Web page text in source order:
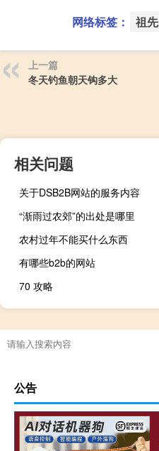
网络标签： 祖先
上一篇
冬天钓鱼朝天钩多大
相关问题
关于DSB2B网站的服务内容
“渐雨过农郊”的出处是哪里
农村过年不能买什么东西
有哪些b2b的网站
70 攻略
喵街使用攻略
公告